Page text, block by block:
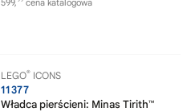
599,
cena katalogowa
LEGO® ICONS
11377
Władca pierścieni: Minas Tirith™